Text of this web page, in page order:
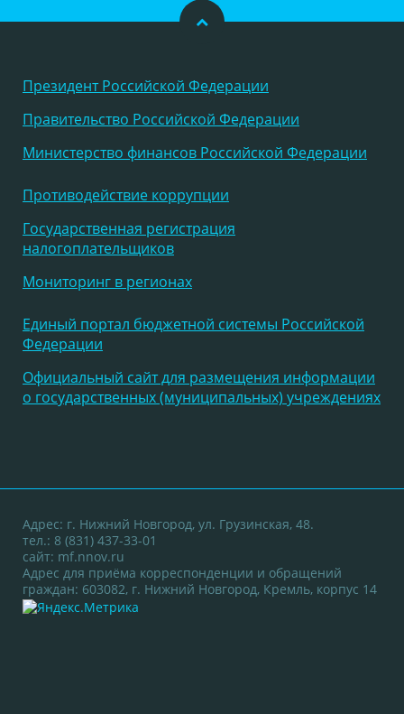
Президент Российской Федерации
Правительство Российской Федерации
Министерство финансов Российской Федерации
Противодействие коррупции
Государственная регистрация
налогоплательщиков
Мониторинг в регионах
Единый портал бюджетной системы Российской
Федерации
Официальный сайт для размещения информации
о государственных (муниципальных) учреждениях
Адрес: г. Нижний Новгород, ул. Грузинская, 48.
тел.: 8 (831) 437-33-01
сайт: mf.nnov.ru
Адрес для приёма корреспонденции и обращений
граждан: 603082, г. Нижний Новгород, Кремль, корпус 14